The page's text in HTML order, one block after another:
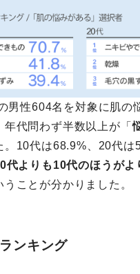
男性604名を対象に肌の
年代問わず半数以上が「
。10代は68.9%、20代は
代よりも10代のほうがよ
うことが分かりました。
ンキング